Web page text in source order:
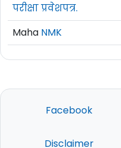
परीक्षा प्रवेशपत्र.
Maha NMK
Facebook
Disclaimer